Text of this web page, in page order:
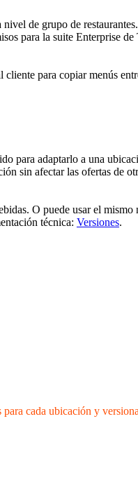
de grupo de
para la suite Enterprise
para copiar menús
para adaptarlo a una
sin afectar las ofertas de
O puede usar el
técnica: Versiones.
cada ubicación y